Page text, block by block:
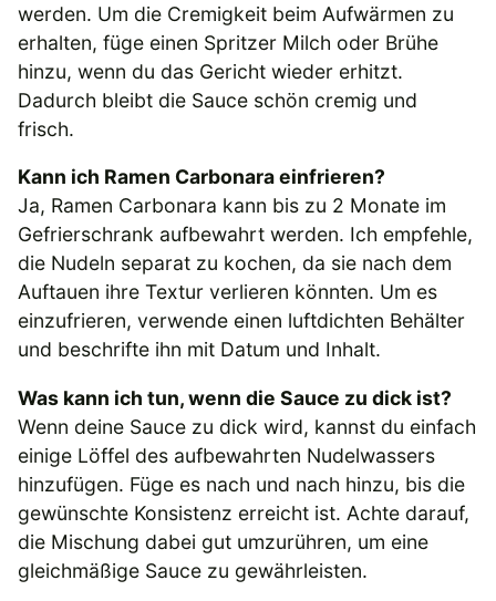
werden. Um die Cremigkeit beim Aufwärmen zu
erhalten, füge einen Spritzer Milch oder Brühe
hinzu, wenn du das Gericht wieder erhitzt.
Dadurch bleibt die Sauce schön cremig und
frisch.
Kann ich Ramen Carbonara einfrieren?
Ja, Ramen Carbonara kann bis zu 2 Monate im
Gefrierschrank aufbewahrt werden. Ich empfehle,
die Nudeln separat zu kochen, da sie nach dem
Auftauen ihre Textur verlieren könnten. Um es
einzufrieren, verwende einen luftdichten Behälter
und beschrifte ihn mit Datum und Inhalt.
Was kann ich tun, wenn die Sauce zu dick ist?
Wenn deine Sauce zu dick wird, kannst du einfach
einige Löffel des aufbewahrten Nudelwassers
hinzufügen. Füge es nach und nach hinzu, bis die
gewünschte Konsistenz erreicht ist. Achte darauf,
die Mischung dabei gut umzurühren, um eine
gleichmäßige Sauce zu gewährleisten.